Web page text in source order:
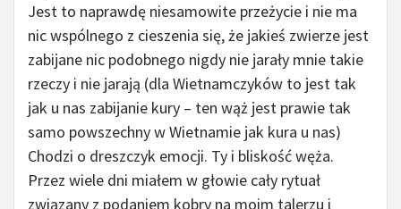
Jest to naprawdę niesamowite przeżycie i nie ma
nic wspólnego z cieszenia się, że jakieś zwierze jest
zabijane nic podobnego nigdy nie jarały mnie takie
rzeczy i nie jarają (dla Wietnamczyków to jest tak
jak u nas zabijanie kury – ten wąż jest prawie tak
samo powszechny w Wietnamie jak kura u nas)
Chodzi o dreszczyk emocji. Ty i bliskość węża.
Przez wiele dni miałem w głowie cały rytuał
związany z podaniem kobry na moim talerzu i